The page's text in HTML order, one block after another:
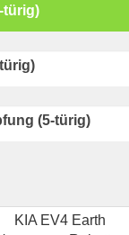
türig)
(5-türig)